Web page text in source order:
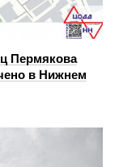
Пермякова
в Нижнем